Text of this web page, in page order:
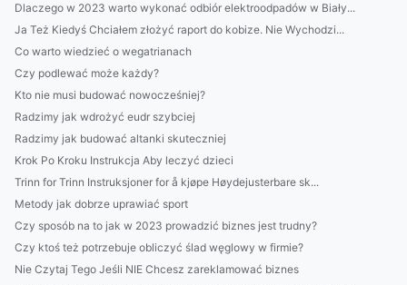
Dlaczego w 2023 warto wykonać odbiór elektroodpadów w Biały...
Ja Też Kiedyś Chciałem złożyć raport do kobize. Nie Wychodzi...
Co warto wiedzieć o wegatrianach
Czy podlewać może każdy?
Kto nie musi budować nowocześniej?
Radzimy jak wdrożyć eudr szybciej
Radzimy jak budować altanki skuteczniej
Krok Po Kroku Instrukcja Aby leczyć dzieci
Trinn for Trinn Instruksjoner for å kjøpe Høydejusterbare sk...
Metody jak dobrze uprawiać sport
Czy sposób na to jak w 2023 prowadzić biznes jest trudny?
Czy ktoś też potrzebuje obliczyć ślad węglowy w firmie?
Nie Czytaj Tego Jeśli NIE Chcesz zareklamować biznes